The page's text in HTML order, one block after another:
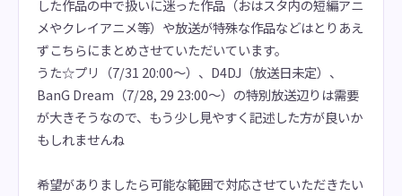
した作品の中で扱いに迷った作品（おはスタ内の短編アニ
メやクレイアニメ等）や放送が特殊な作品などはとりあえ
ずこちらにまとめさせていただいています。
うた☆プリ（7/31 20:00～）、D4DJ（放送日未定）、
BanG Dream（7/28, 29 23:00～）の特別放送辺りは需要
が大きそうなので、もう少し見やすく記述した方が良いか
もしれませんね
希望がありましたら可能な範囲で対応させていただきたい